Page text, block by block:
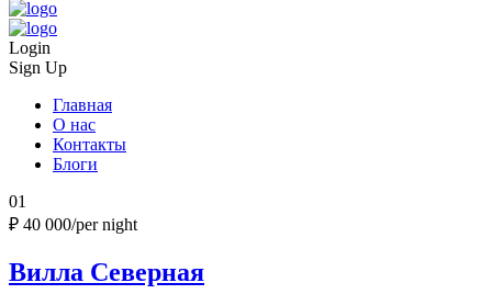
Login
Sign Up
Главная
О нас
Контакты
Блоги
01
₽ 40 000/per night
Вилла Северная